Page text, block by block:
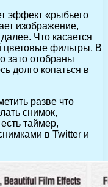
эффект «рыбьего
изображение,
Что касается
цветовые фильтры. В
зато отобраны
долго копаться в
разве что
снимок,
таймер,
в Twitter и